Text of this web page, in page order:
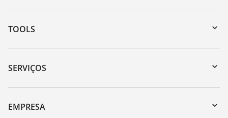
TOOLS
Downloads
Busca por número de série
DTM Collection/PACTware
SERVIÇOS
Retorno do dispositivo
Suporte
EMPRESA